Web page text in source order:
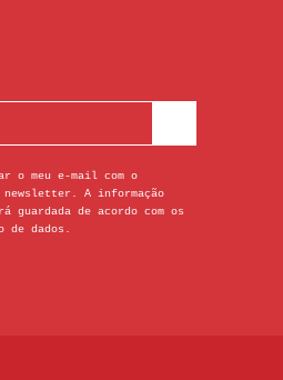
o meu e-mail com o
A informação
guardada de acordo com os
de dados.